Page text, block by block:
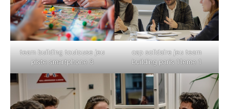
team building toulouse jeu
piste smartphone 3
cap solidaire jeu team
building paris 11eme 1